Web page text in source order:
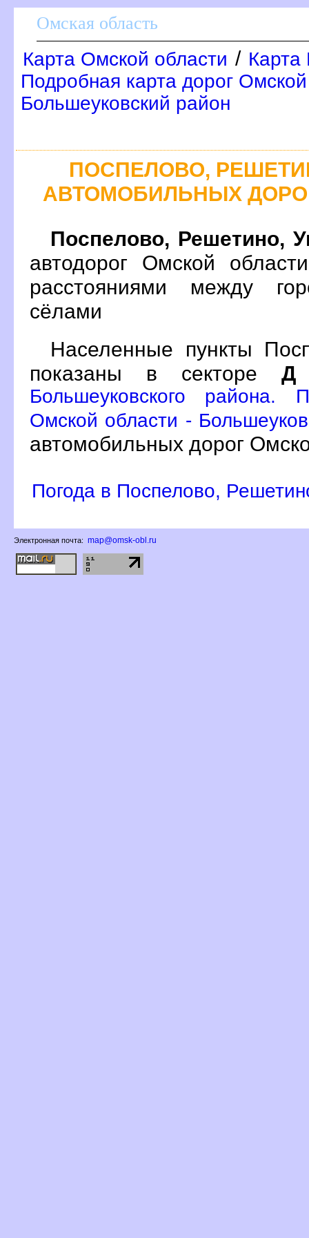
Омская область
Карта Омской области / Карта
Подробная карта дорог
Большеуковский район
ПОСПЕЛОВО,
АВТОМОБИЛЬНЫХ
Поспелово, Решетино,
автодорог Омской
расстояниями между
сёлами
Населенные пункты
показаны в секторе Д
Большеуковского района.
Омской области -
автомобильных дорог
Погода в Поспелово,
Электронная почта: map@omsk-obl.ru